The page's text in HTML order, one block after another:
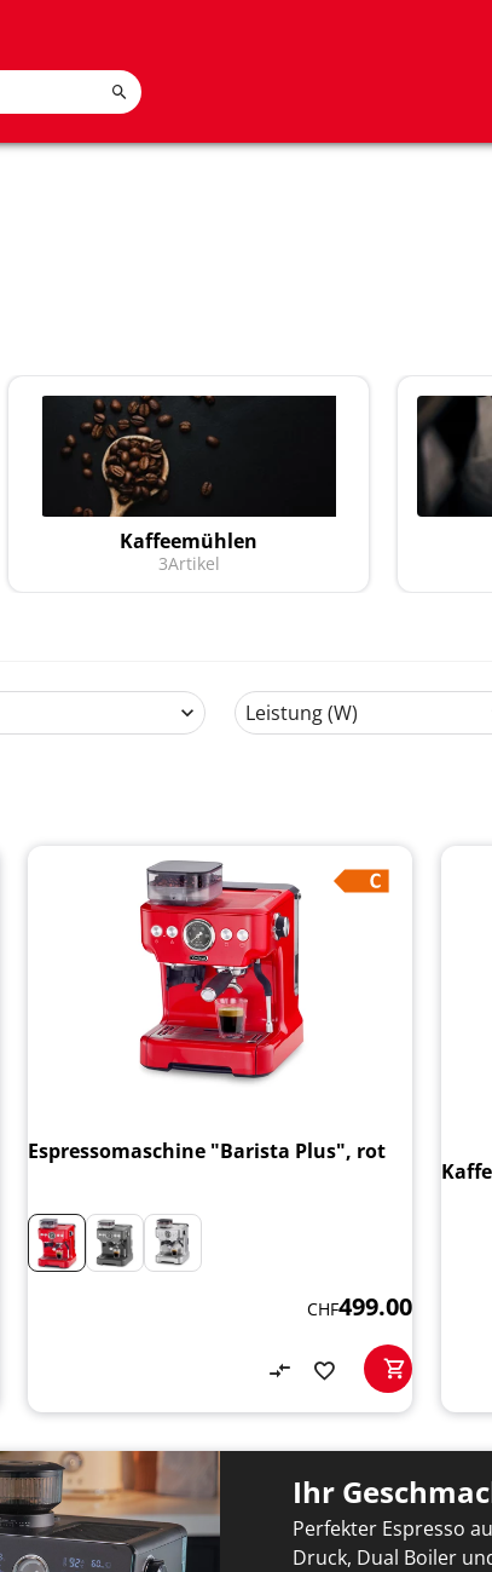
Kaffeemühlen
3Artikel
Leistung (W)
Espressomaschine "Barista Plus", rot
CHF499.00
Ihr
Perfekter Espresso
Druck, Dual Boiler